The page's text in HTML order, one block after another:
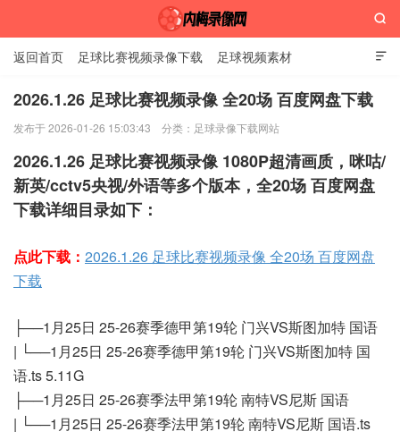

返回首页 足球比赛视频录像下载 足球视频素材

2026.1.26 足球比赛视频录像 全20场 百度网盘下载
发布于 2026-01-26 15:03:43 分类： 足球录像下载网站
2026.1.26 足球比赛视频录像 1080P超清画质，咪咕/
新英/cctv5央视/外语等多个版本，全20场 百度网盘
下载详细目录如下：
点此下载： 2026.1.26 足球比赛视频录像 全20场 百度网盘
下载
├──1月25日 25-26赛季德甲第19轮 门兴VS斯图加特 国语
| └──1月25日 25-26赛季德甲第19轮 门兴VS斯图加特 国
语.ts 5.11G
├──1月25日 25-26赛季法甲第19轮 南特VS尼斯 国语
| └──1月25日 25-26赛季法甲第19轮 南特VS尼斯 国语.ts